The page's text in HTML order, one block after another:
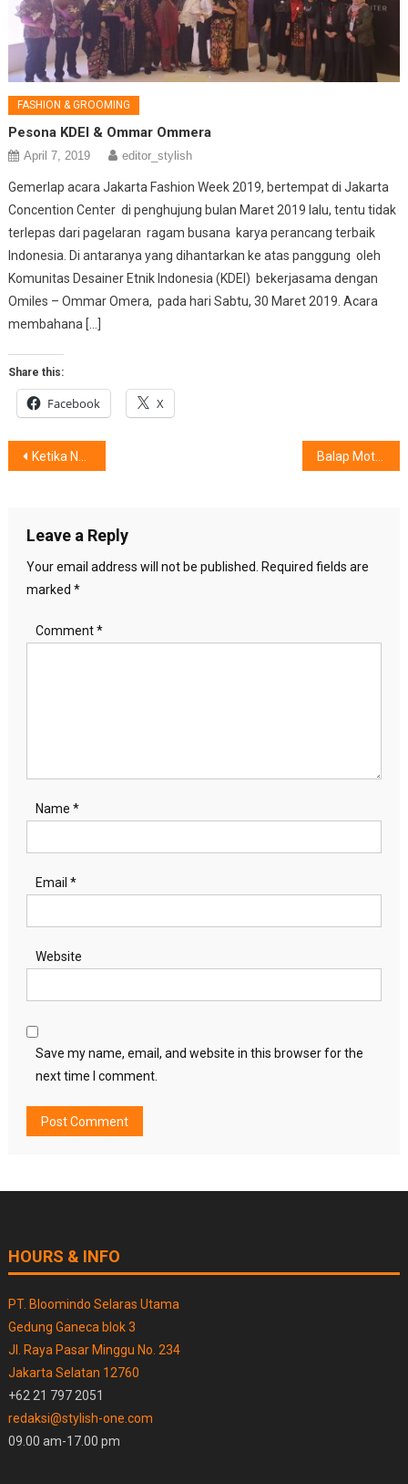
FASHION & GROOMING
Pesona KDEI & Ommar Ommera
April 7, 2019 editor_stylish
Gemerlap acara Jakarta Fashion Week 2019, bertempat di Jakarta
Concention Center di penghujung bulan Maret 2019 lalu, tentu tidak
terlepas dari pagelaran ragam busana karya perancang terbaik
Indonesia. Di antaranya yang dihantarkan ke atas panggung oleh
Komunitas Desainer Etnik Indonesia (KDEI) bekerjasama dengan
Omiles – Ommar Omera, pada hari Sabtu, 30 Maret 2019. Acara
membahana […]
Share this:
Facebook X
Post
Ketika Nyeri Memicu Frustasi, Solusi Pilihan ? Balap MotoGP Mandalika 2022, Aprilia Indonesia Hadirkan…….?
Leave a Reply
Your email address will not be published.
Required fields are
marked *
Comment*
Name *
Email *
Website
Save my name, email, and website in this browser for the
next time I comment.
HOURS & INFO
PT. Bloomindo Selaras Utama
Gedung Ganeca blok 3
Jl. Raya Pasar Minggu No. 234
Jakarta Selatan 12760
+62 21 797 2051
redaksi@stylish-one.com
09.00 am-17.00 pm